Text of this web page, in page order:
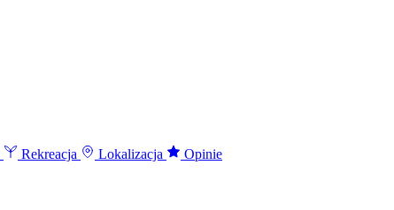
Rekreacja Lokalizacja Opinie